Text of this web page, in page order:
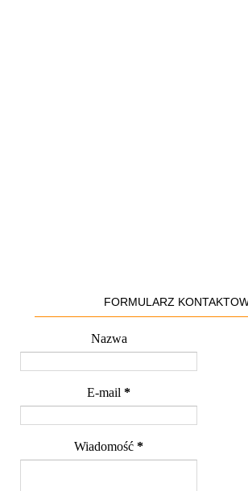
FORMULARZ
Nazwa
E-mail *
Wiadomość *